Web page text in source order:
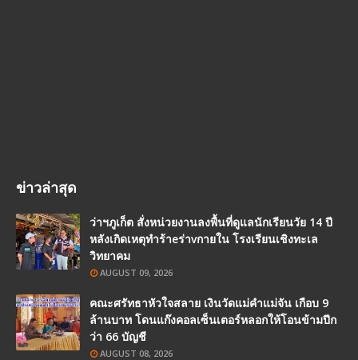
ข่าวล่าสุด
ว่าฯภูเก็ต สั่งหน่วยงานลงพื้นที่ดูแลนักเรียนวัย 14 ปี
หลังเกิดเหตุทำร้าeร่าvกายใน โรงเรียนเชิงทะเล
วิทยาคม
AUGUST 09, 2026
คณะศรัทธาหัวใจสลาย เงินวัดแม่คำแม่จัน เกือบ 9
ล้านบาท โดนแก๊งคอลเซ็นเตอร์หลอกให้โอนข้ามปีก
ว่า 66 บัญชี
AUGUST 08, 2026